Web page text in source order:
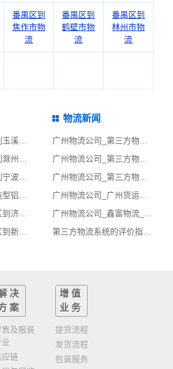
番禺区到
焦作市物
流
番禺区到
鹤壁市物
流
番禺区到
林州市物
流
到玉溪货运公司
到滁州货运公司
到宁波货运公司
酒店外墙使用
区到济源市货运公司
区到新蔡县货运公司
物流新闻
广州物流公司_第三方物流运输成本和定价分析_鑫富物流公司
广州物流公司_第三方物流发展的推动因素
广州物流公司_第三方物流项目投标程序_鑫富物流
广州物流公司_广州货运公司_第三方物流服务风险的表现形式及其危害性
广州物流公司_鑫富物流_第三方物流流通加工服务!
第三方物流系统的评价指标与系统分析流程
决
案
售及服装
应链
增值
业务
提货流程
发货流程
包装服务